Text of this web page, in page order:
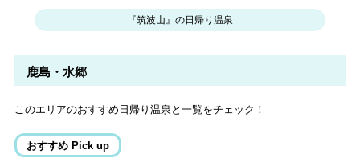
『筑波山』の日帰り温泉
鹿島・水郷
このエリアのおすすめ日帰り温泉と一覧をチェック！
おすすめ Pick up